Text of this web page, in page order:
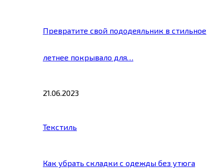
Превратите свой пододеяльник в стильное
летнее покрывало для…
21.06.2023
Текстиль
Как убрать складки с одежды без утюга